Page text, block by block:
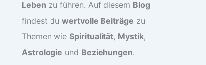
Leben zu führen. Auf diesem Blog
findest du wertvolle Beiträge zu
Themen wie Spiritualität, Mystik,
Astrologie und Beziehungen.